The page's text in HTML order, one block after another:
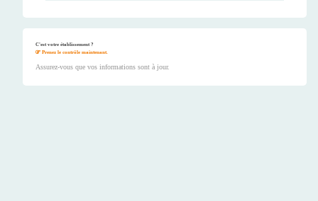
C'est votre établissement ?
Prenez le contrôle maintenant.
Assurez-vous que vos informations sont à jour.